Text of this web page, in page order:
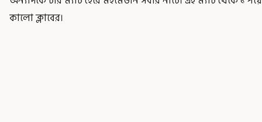
কালো ক্লাবের।